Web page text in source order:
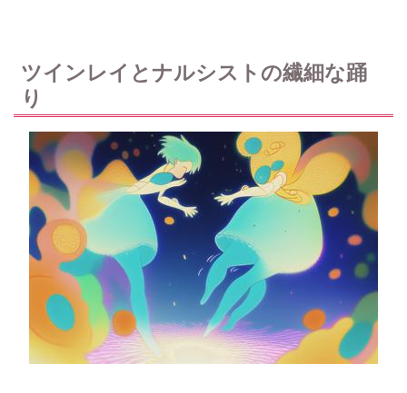
ツインレイとナルシストの繊細な踊
り